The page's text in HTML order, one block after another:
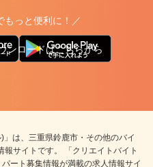
もっと便利に！／
ンロードはこちらから
」は、三重県鈴鹿市・その他のバイ
報サイトです。 「クリエイトバイト
ート募集情報が満載の求人情報サイ